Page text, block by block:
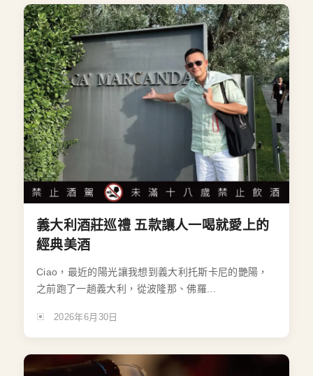
義大利酒莊巡禮 五款讓人一喝就愛上的
經典美酒
Ciao，最近的陽光讓我想到義大利托斯卡尼的艷陽，
之前跑了一趟義大利，從波隆那、佛羅...
2026年6月30日